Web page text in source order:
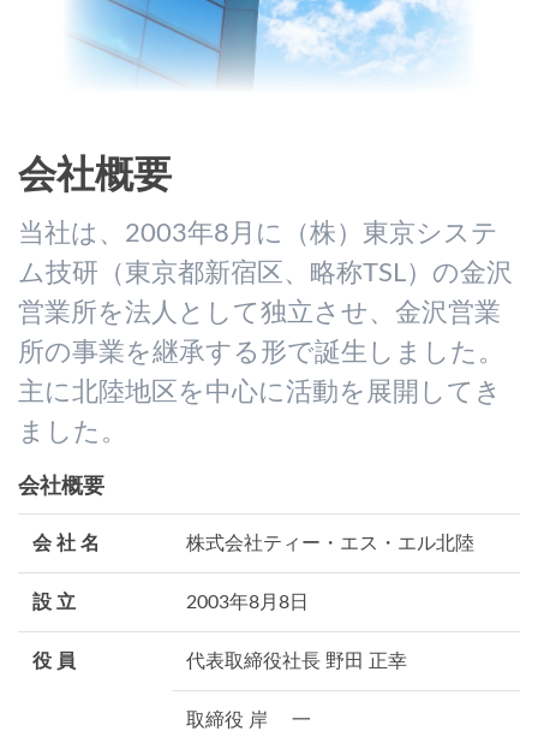
会社概要
当社は、2003年8月に（株）東京システ
ム技研（東京都新宿区、略称TSL）の金沢
営業所を法人として独立させ、金沢営業
所の事業を継承する形で誕生しました。
主に北陸地区を中心に活動を展開してき
ました。
会社概要
会 社 名 株式会社ティー・エス・エル北陸
設 立 2003年8月8日
役 員 代表取締役社長 野田 正幸
取締役 岸 一